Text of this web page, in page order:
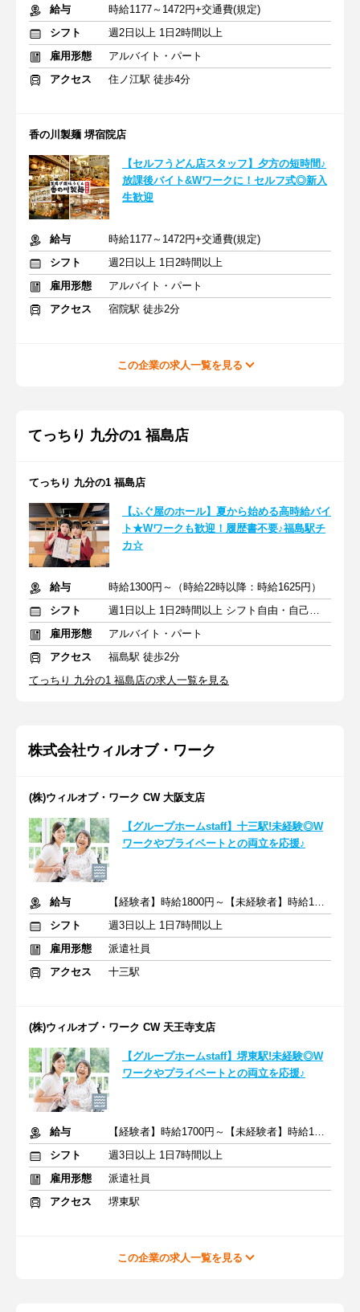
給与
時給1177～1472円+交通費(規定)
シフト
週2日以上 1日2時間以上
雇用形態
アルバイト・パート
アクセス
住ノ江駅 徒歩4分
香の川製麺 堺宿院店
【セルフうどん店スタッフ】夕方の短時間♪
放課後バイト&Wワークに！セルフ式◎新入
生歓迎
給与
時給1177～1472円+交通費(規定)
シフト
週2日以上 1日2時間以上
雇用形態
アルバイト・パート
アクセス
宿院駅 徒歩2分
この企業の求人一覧を見る
てっちり 九分の1 福島店
てっちり 九分の1 福島店
【ふぐ屋のホール】夏から始める高時給バイ
ト★Wワークも歓迎！履歴書不要♪福島駅チ
カ☆
給与
時給1300円～（時給22時以降：時給1625円）
シフト
週1日以上 1日2時間以上 シフト自由・自己申告
雇用形態
アルバイト・パート
アクセス
福島駅 徒歩2分
てっちり 九分の1 福島店の求人一覧を見る
株式会社ウィルオブ・ワーク
(株)ウィルオブ・ワーク CW 大阪支店
【グループホームstaff】十三駅!未経験◎W
ワークやプライベートとの両立を応援♪
給与
【経験者】時給1800円～【未経験者】時給1500円～ ＋交通費
シフト
週3日以上 1日7時間以上
雇用形態
派遣社員
アクセス
十三駅
(株)ウィルオブ・ワーク CW 天王寺支店
【グループホームstaff】堺東駅!未経験◎W
ワークやプライベートとの両立を応援♪
給与
【経験者】時給1700円～【未経験者】時給1500円～ ＋交通費
シフト
週3日以上 1日7時間以上
雇用形態
派遣社員
アクセス
堺東駅
この企業の求人一覧を見る